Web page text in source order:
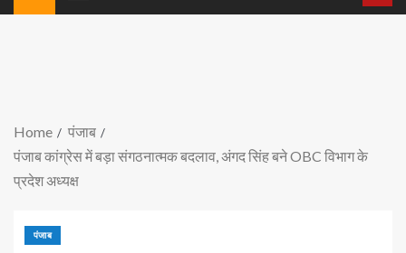
Home
पंजाब
पंजाब कांग्रेस में बड़ा संगठनात्मक बदलाव, अंगद सिंह बने OBC विभाग के
प्रदेश अध्यक्ष
पंजाब